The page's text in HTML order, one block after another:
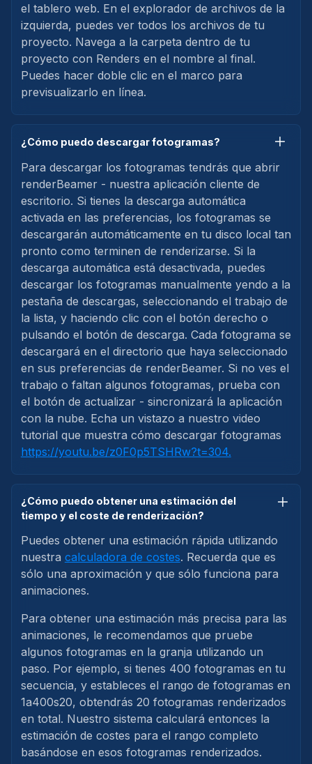
el tablero web. En el explorador de archivos de la
izquierda, puedes ver todos los archivos de tu
proyecto. Navega a la carpeta dentro de tu
proyecto con Renders en el nombre al final.
Puedes hacer doble clic en el marco para
previsualizarlo en línea.
¿Cómo puedo descargar fotogramas?
Para descargar los fotogramas tendrás que abrir
renderBeamer - nuestra aplicación cliente de
escritorio. Si tienes la descarga automática
activada en las preferencias, los fotogramas se
descargarán automáticamente en tu disco local tan
pronto como terminen de renderizarse. Si la
descarga automática está desactivada, puedes
descargar los fotogramas manualmente yendo a la
pestaña de descargas, seleccionando el trabajo de
la lista, y haciendo clic con el botón derecho o
pulsando el botón de descarga. Cada fotograma se
descargará en el directorio que haya seleccionado
en sus preferencias de renderBeamer. Si no ves el
trabajo o faltan algunos fotogramas, prueba con
el botón de actualizar - sincronizará la aplicación
con la nube. Echa un vistazo a nuestro video
tutorial que muestra cómo descargar fotogramas
https://youtu.be/z0F0p5TSHRw?t=304.
¿Cómo puedo obtener una estimación del
tiempo y el coste de renderización?
Puedes obtener una estimación rápida utilizando
nuestra calculadora de costes. Recuerda que es
sólo una aproximación y que sólo funciona para
animaciones.
Para obtener una estimación más precisa para las
animaciones, le recomendamos que pruebe
algunos fotogramas en la granja utilizando un
paso. Por ejemplo, si tienes 400 fotogramas en tu
secuencia, y estableces el rango de fotogramas en
1a400s20, obtendrás 20 fotogramas renderizados
en total. Nuestro sistema calculará entonces la
estimación de costes para el rango completo
basándose en esos fotogramas renderizados.